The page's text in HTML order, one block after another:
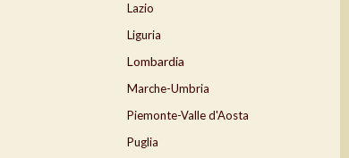
Lazio
Liguria
Lombardia
Marche-Umbria
Piemonte-Valle d'Aosta
Puglia